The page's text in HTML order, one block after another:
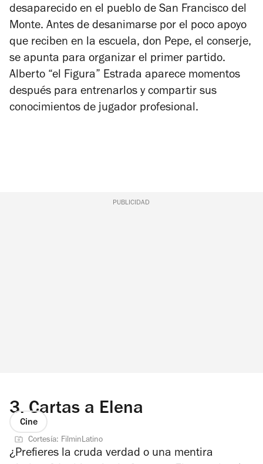
desaparecido en el pueblo de San Francisco del
Monte. Antes de desanimarse por el poco apoyo
que reciben en la escuela, don Pepe, el conserje,
se apunta para organizar el primer partido.
Alberto “el Figura” Estrada aparece momentos
después para entrenarlos y compartir sus
conocimientos de jugador profesional.
PUBLICIDAD
3. Cartas a Elena
Cine
Cortesía: FilminLatino
¿Prefieres la cruda verdad o una mentira